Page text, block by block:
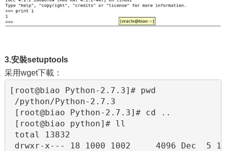
3.安裝setuptools
采用wget下載：
[root@biao Python-2.7.3]# pwd
/python/Python-2.7.3
[root@biao Python-2.7.3]# cd ..
[root@biao python]# ll
total 13832
drwxr-x--- 18 1000 1002     4096 Dec  5